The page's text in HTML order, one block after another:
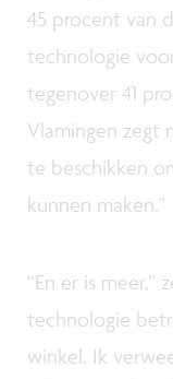
45 procent van
technologie
tegenover 41
Vlamingen zegt
te beschikken
kunnen maken.”
“En er is
technologie
winkel. Ik